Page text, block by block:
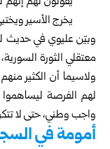
يخرج الأسير
وبيّن عليوي في حديث
معتقلي الثورة
ولاسيما أن الكثير
لهم الفرصة ليساهموا
واجب وطني، حتى لا
أمومة في